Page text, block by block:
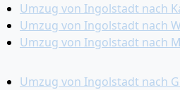
Umzug von Ingolstadt nach
Umzug von Ingolstadt nach
Umzug von Ingolstadt nach
Umzug von Ingolstadt nach